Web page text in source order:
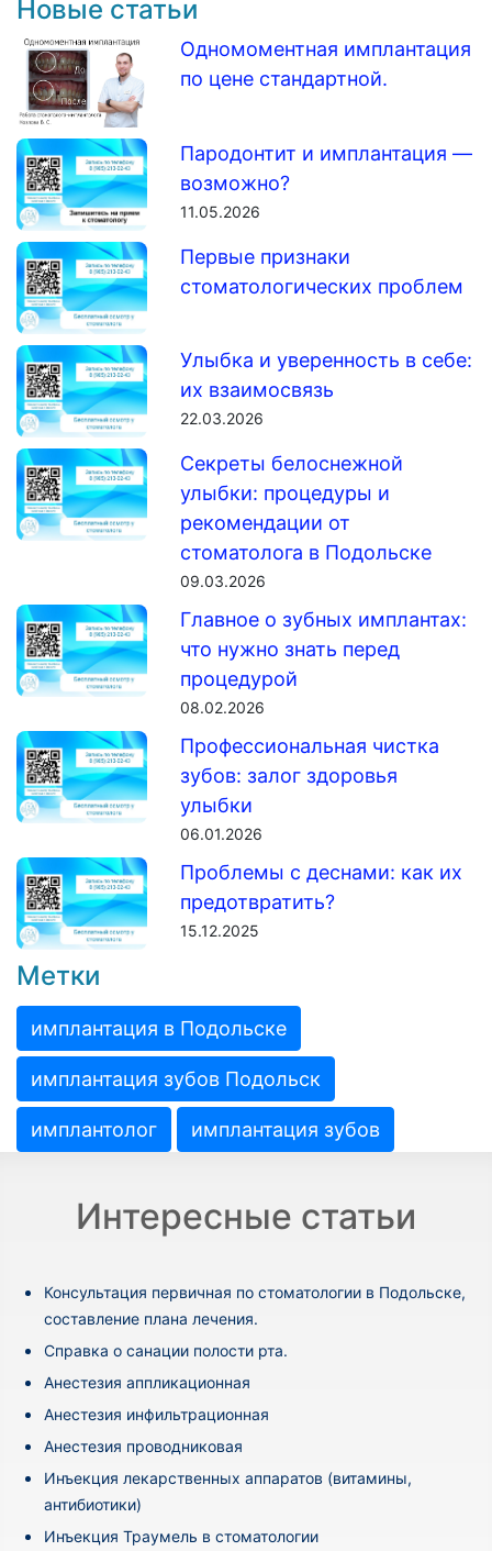
Новые статьи
Одномоментная имплантация
по цене стандартной.
Пародонтит и имплантация —
возможно?
11.05.2026
Первые признаки
стоматологических проблем
Улыбка и уверенность в себе:
их взаимосвязь
22.03.2026
Секреты белоснежной
улыбки: процедуры и
рекомендации от
стоматолога в Подольске
09.03.2026
Главное о зубных имплантах:
что нужно знать перед
процедурой
08.02.2026
Профессиональная чистка
зубов: залог здоровья
улыбки
06.01.2026
Проблемы с деснами: как их
предотвратить?
15.12.2025
Метки
имплантация в Подольске
имплантация зубов Подольск
имплантолог имплантация зубов
Интересные статьи
Консультация первичная по стоматологии в Подольске,
составление плана лечения.
Cправка о санации полости рта.
Анестезия аппликационная
Анестезия инфильтрационная
Анестезия проводниковая
Инъекция лекарственных аппаратов (витамины,
антибиотики)
Инъекция Траумель в стоматологии